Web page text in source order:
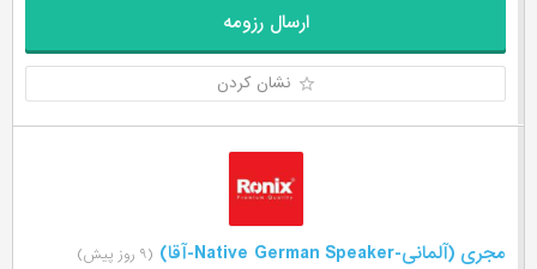
ارسال رزومه
نشان کردن
مجری (آلمانی-Native German Speaker-آقا) (۹ روز پیش)